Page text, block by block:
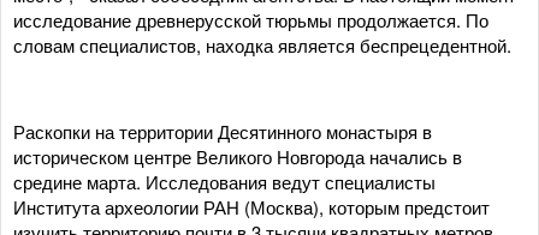
исследование древнерусской тюрьмы продолжается. По
словам специалистов, находка является беспрецедентной.
Раскопки на территории Десятинного монастыря в
историческом центре Великого Новгорода начались в
средине марта. Исследования ведут специалисты
Института археологии РАН (Москва), которым предстоит